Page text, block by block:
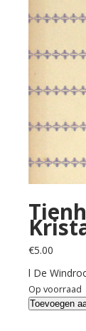
€5.00
l De
Op voorraad
Tienhoven,
Toevoegen